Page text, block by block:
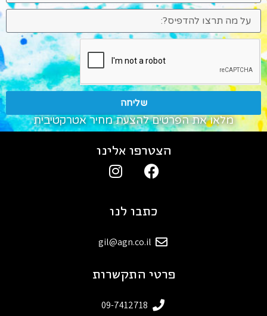
שליחה
מלאו את הפרטים להצעת מחיר אטרקטיבית
פרטי התקשרות
09-7412718
כתבו לנו
gil@agn.co.il
הצטרפו אלינו